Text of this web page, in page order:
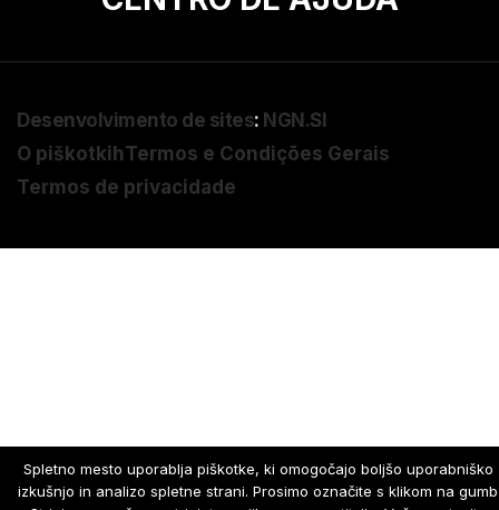
Desenvolvimento de sites: NGN.SI
O piškotkihTermos e Condições Gerais
Termos de privacidade
Spletno mesto uporablja piškotke, ki omogočajo boljšo uporabniško
izkušnjo in analizo spletne strani. Prosimo označite s klikom na gumb